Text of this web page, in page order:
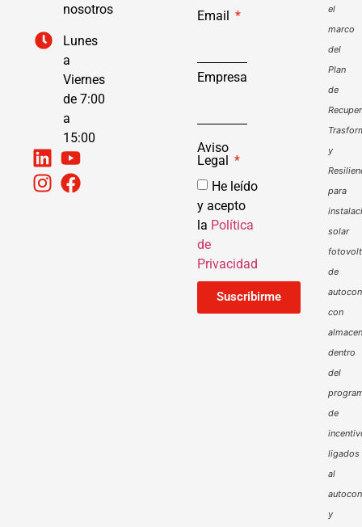
nosotros
Lunes
a
Viernes
de 7:00
a
15:00
Email
Empresa
Aviso
Legal
He leído
y acepto
la Política
de
Privacidad
Suscribirme
el
marco
del
Plan
de
y
para
solar
de
con
dentro
del
de
ligados
al
y